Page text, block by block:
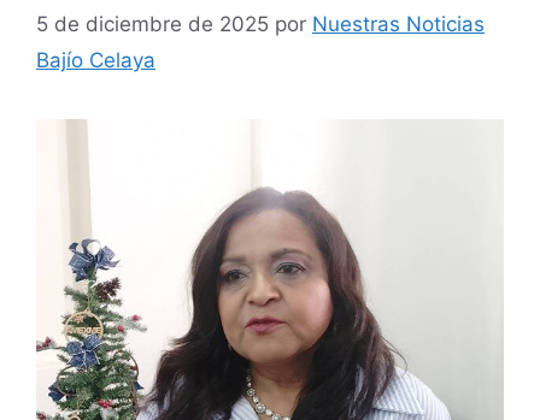
5 de diciembre de 2025 por Nuestras Noticias
Bajío Celaya